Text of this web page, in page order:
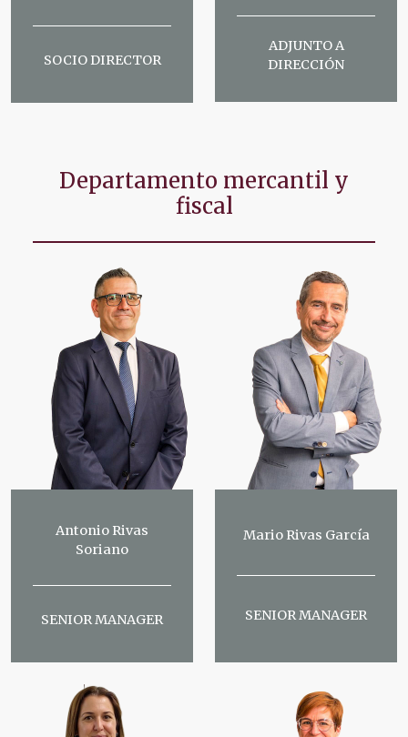
SOCIO DIRECTOR
ADJUNTO A
DIRECCIÓN
Departamento mercantil y
fiscal
Antonio Rivas
Soriano
SENIOR MANAGER
Mario Rivas García
SENIOR MANAGER